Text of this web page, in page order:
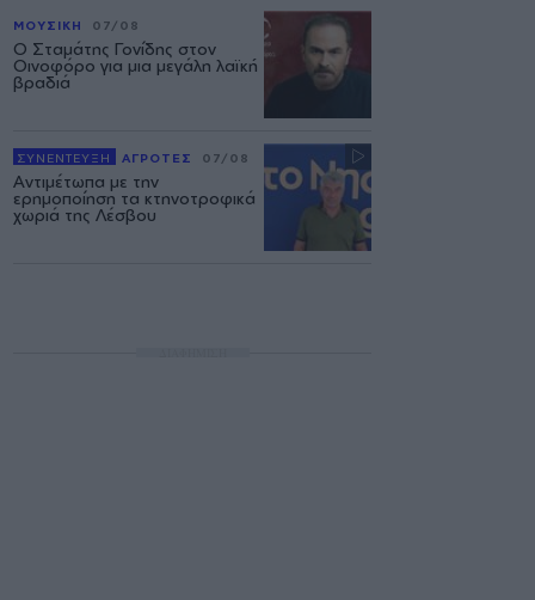
ΜΟΥΣΙΚΗ 07/08
Ο Σταμάτης Γονίδης στον
Οινοφόρο για μια μεγάλη λαϊκή
βραδιά
ΣΥΝΕΝΤΕΥΞΗ ΑΓΡΟΤΕΣ 07/08
Αντιμέτωπα με την
ερημοποίηση τα κτηνοτροφικά
χωριά της Λέσβου